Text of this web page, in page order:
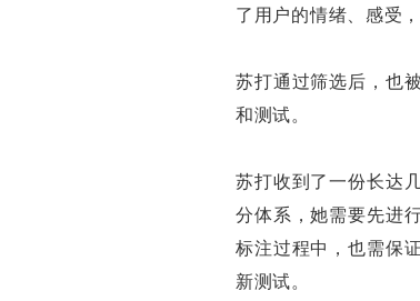
了用户的情绪、感受
苏打通过筛选后，也
和测试。
苏打收到了一份长达
分体系，她需要先进
标注过程中，也需保
新测试。